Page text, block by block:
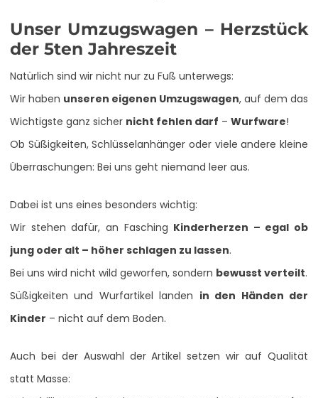
Unser Umzugswagen – Herzstück
der 5ten Jahreszeit
Natürlich sind wir nicht nur zu Fuß unterwegs:
Wir haben unseren eigenen Umzugswagen, auf dem das
Wichtigste ganz sicher nicht fehlen darf – Wurfware!
Ob Süßigkeiten, Schlüsselanhänger oder viele andere kleine
Überraschungen: Bei uns geht niemand leer aus.
Dabei ist uns eines besonders wichtig:
Wir stehen dafür, an Fasching Kinderherzen – egal ob
jung oder alt – höher schlagen zu lassen.
Bei uns wird nicht wild geworfen, sondern bewusst verteilt.
Süßigkeiten und Wurfartikel landen in den Händen der
Kinder – nicht auf dem Boden.
Auch bei der Auswahl der Artikel setzen wir auf Qualität
statt Masse: